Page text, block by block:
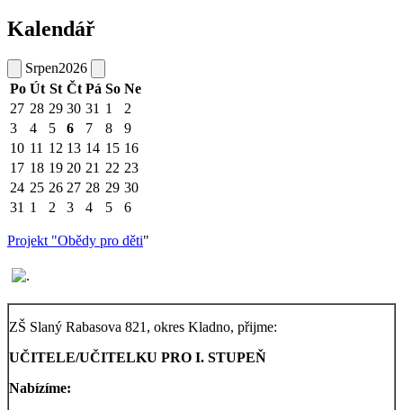
Kalendář
Srpen2026
Po Út St Čt Pá So Ne
27 28 29 30 31 1
2
3
4 5 6 7 8
9
10 11 12 13 14 15 16
17 18 19 20 21 22 23
24 25 26 27 28 29 30
31 1 2 3 4 5 6
Projekt "Obědy pro děti"
ZŠ Slaný Rabasova 821, okres Kladno, přijme:
UČITELE/UČITELKU PRO I. STUPEŇ
Nabízíme: